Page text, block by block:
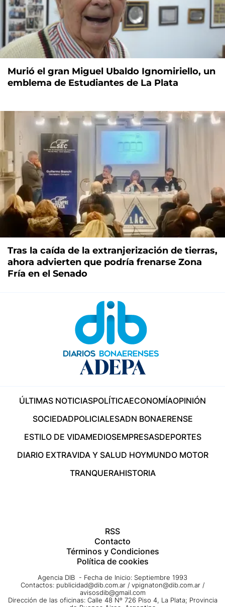
Murió el gran Miguel Ubaldo Ignomiriello, un
emblema de Estudiantes de La Plata
Tras la caída de la extranjerización de tierras,
ahora advierten que podría frenarse Zona
Fría en el Senado
ÚLTIMAS NOTICIASPOLÍTICAECONOMÍAOPINIÓN
SOCIEDADPOLICIALESADN BONAERENSE
ESTILO DE VIDAMEDIOSEMPRESASDEPORTES
DIARIO EXTRAVIDA Y SALUD HOYMUNDO MOTOR
TRANQUERAHISTORIA
RSS
Contacto
Términos y Condiciones
Política de cookies
Agencia DIB - Fecha de Inicio: Septiembre 1993
Contactos: publicidad@dib.com.ar / vpignaton@dib.com.ar /
avisosdib@gmail.com
Dirección de las oficinas: Calle 48 Nº 726 Piso 4, La Plata; Provincia